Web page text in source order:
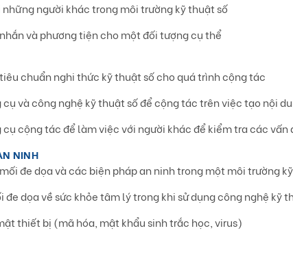
những người khác trong môi trường kỹ thuật số
và phương tiện cho một đối tượng cụ thể
chuẩn nghi thức kỹ thuật số cho quá trình cộng tác
cụ và công nghệ kỹ thuật số để cộng tác trên việc tạo nội
cụ cộng tác để làm việc với người khác để kiểm tra các vấn
NINH
đe dọa và các biện pháp an ninh trong một môi trường
đe dọa về sức khỏe tâm lý trong khi sử dụng công nghệ kỹ
thiết bị (mã hóa, mật khẩu sinh trắc học, virus)